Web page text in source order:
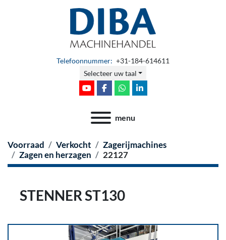
Telefoonnummer: +31-184-614611
Selecteer uw taal
youtubefacebookwhatsapplinkedin
menu
Voorraad Verkocht
Zagerijmachines
Zagen en herzagen
22127
STENNER ST130